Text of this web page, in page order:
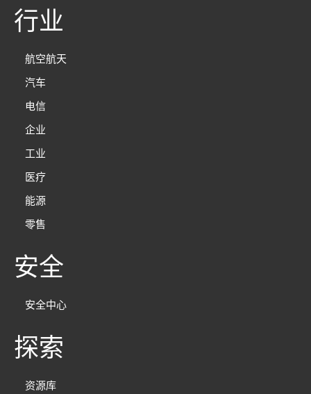
行业
航空航天
汽车
电信
企业
工业
医疗
能源
零售
安全
安全中心
探索
资源库